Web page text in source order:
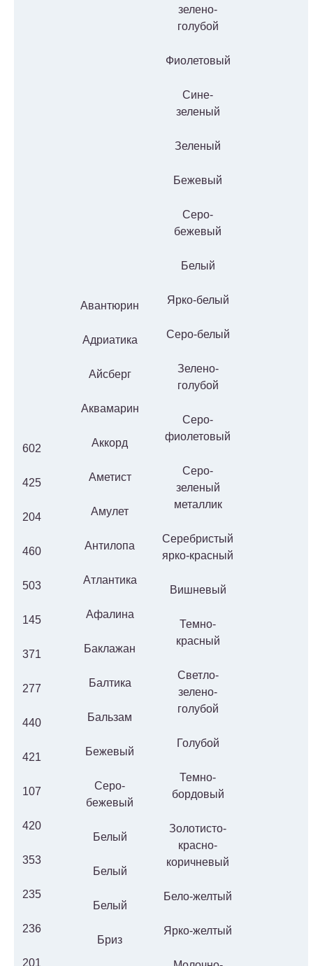
602
425
204
460
503
145
371
277
440
421
107
420
353
235
236
201
Авантюрин
Адриатика
Айсберг
Аквамарин
Аккорд
Аметист
Амулет
Антилопа
Атлантика
Афалина
Баклажан
Балтика
Бальзам
Бежевый
Серо-
бежевый
Белый
Белый
Белый
Бриз
зелено-
голубой
Фиолетовый
Сине-
зеленый
Зеленый
Бежевый
Серо-
бежевый
Белый
Ярко-белый
Серо-белый
Зелено-
голубой
Серо-
фиолетовый
Серо-
зеленый
металлик
Серебристый
ярко-красный
Вишневый
Темно-
красный
Светло-
зелено-
голубой
Голубой
Темно-
бордовый
Золотисто-
красно-
коричневый
Бело-желтый
Ярко-желтый